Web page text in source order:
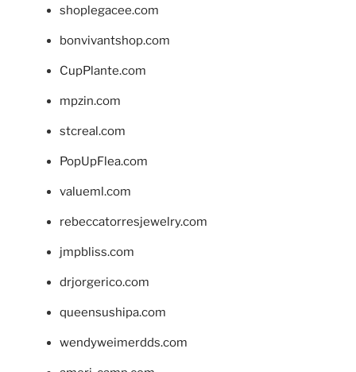
shoplegacee.com
bonvivantshop.com
CupPlante.com
mpzin.com
stcreal.com
PopUpFlea.com
valueml.com
rebeccatorresjewelry.com
jmpbliss.com
drjorgerico.com
queensushipa.com
wendyweimerdds.com